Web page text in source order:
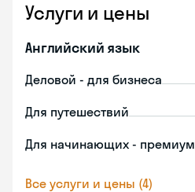
Услуги и цены
Английский язык
Деловой - для бизнеса
Для путешествий
Для начинающих - премиум
Все услуги и цены (4)